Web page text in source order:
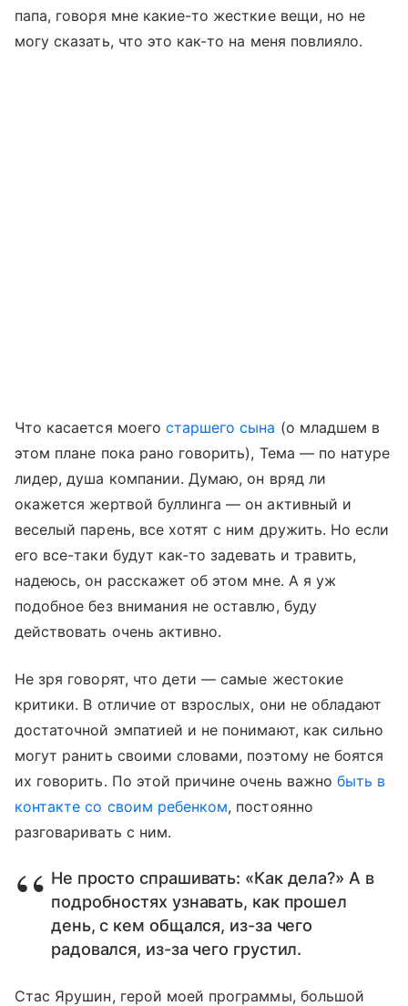
папа, говоря мне какие-то жесткие вещи, но не
могу сказать, что это как-то на меня повлияло.
Что касается моего старшего сына (о младшем в
этом плане пока рано говорить), Тема — по натуре
лидер, душа компании. Думаю, он вряд ли
окажется жертвой буллинга — он активный и
веселый парень, все хотят с ним дружить. Но если
его все-таки будут как-то задевать и травить,
надеюсь, он расскажет об этом мне. А я уж
подобное без внимания не оставлю, буду
действовать очень активно.
Не зря говорят, что дети — самые жестокие
критики. В отличие от взрослых, они не обладают
достаточной эмпатией и не понимают, как сильно
могут ранить своими словами, поэтому не боятся
их говорить. По этой причине очень важно быть в
контакте со своим ребенком, постоянно
разговаривать с ним.
Не просто спрашивать: «Как дела?» А в
подробностях узнавать, как прошел
день, с кем общался, из-за чего
радовался, из-за чего грустил.
Стас Ярушин, герой моей программы, большой